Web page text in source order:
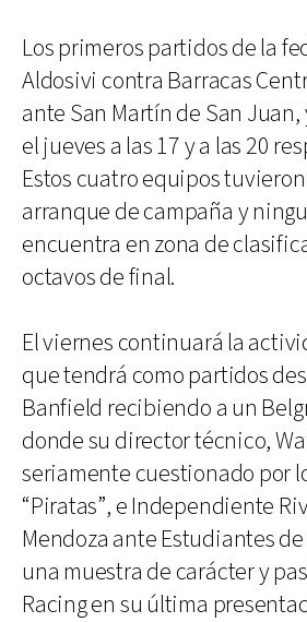
Los primeros partidos de la
Aldosivi contra Barracas
ante San Martín de San
el jueves a las 17 y a las 20
Estos cuatro equipos
arranque de campaña y
encuentra en zona de
octavos de final.
El viernes continuará la
que tendrá como partidos
Banfield recibiendo a un
donde su director técnico,
seriamente cuestionado por
“Piratas”, e Independiente
Mendoza ante Estudiantes
una muestra de carácter y
Racing en su última